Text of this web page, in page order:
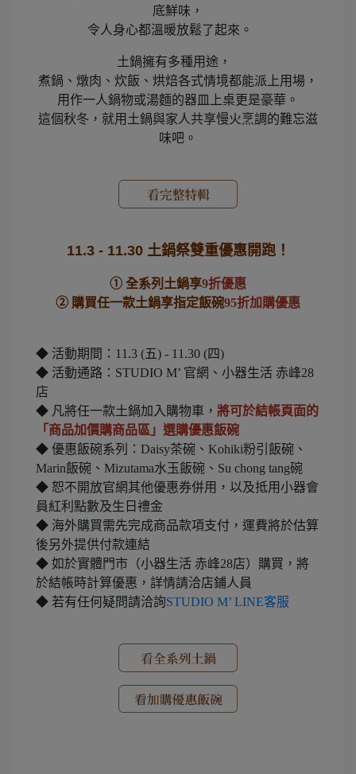
底鮮味，
令人身心都溫暖放鬆了起來。
土鍋擁有多種用途，
煮鍋、燉肉、炊飯、烘焙各式情境都能派上用場，
用作一人鍋物或湯麵的器皿上桌更是豪華。
這個秋冬，就用土鍋與家人共享慢火烹調的難忘滋
味吧。
11.3 - 11.30 土鍋祭雙重優惠開跑！
① 全系列土鍋享9折優惠
② 購買任一款土鍋享指定飯碗95折加購優惠
◆ 活動期間：11.3 (五) - 11.30 (四)
◆ 活動通路：STUDIO M’ 官網、小器生活 赤峰28
店
◆ 凡將任一款土鍋加入購物車， 將可於結帳頁面的
「商品加價購商品區」選購優惠飯碗
◆ 優惠飯碗系列：Daisy茶碗、Kohiki粉引飯碗、
Marin飯碗、Mizutama水玉飯碗、Su chong tang碗
◆ 恕不開放官網其他優惠券併用，以及抵用小器會
員紅利點數及生日禮金
◆ 海外購買需先完成商品款項支付，運費將於估算
後另外提供付款連結
◆ 如於實體門市（小器生活 赤峰28店）購買，將
於結帳時計算優惠，詳情請洽店鋪人員
◆ 若有任何疑問請洽詢STUDIO M’ LINE客服